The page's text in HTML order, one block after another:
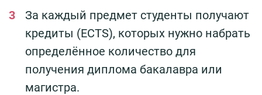
За каждый предмет студенты получают
кредиты (ECTS), которых нужно набрать
определённое количество для
получения диплома бакалавра или
магистра.